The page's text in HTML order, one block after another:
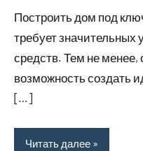
Построить дом под
требует
средств. Тем не менее,
возможность создать
[…]
Читать далее